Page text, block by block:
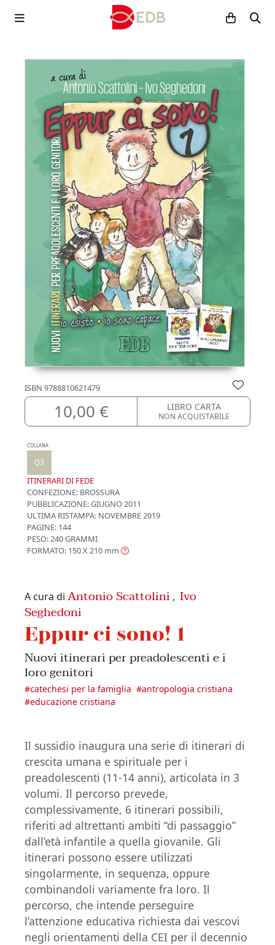
ISBN 9788810621479
10,00 € LIBRO CARTA
NON ACQUISTABILE
COLLANA
Q3
ITINERARI DI FEDE
CONFEZIONE: BROSSURA
PUBBLICAZIONE:GIUGNO 2011
ULTIMA RISTAMPA: NOVEMBRE 2019
PAGINE: 144
PESO: 240 GRAMMI
FORMATO: 150 X 210 mm
A cura di Antonio Scattolini , Ivo
Seghedoni
Eppur ci sono! 1
Nuovi itinerari per preadolescenti e i
loro genitori
#catechesi per la famiglia #antropologia cristiana
#educazione cristiana
Il sussidio inaugura una serie di itinerari di
crescita umana e spirituale per i
preadolescenti (11-14 anni), articolata in 3
volumi. Il percorso prevede,
complessivamente, 6 itinerari possibili,
riferiti ad altrettanti ambiti “di passaggio”
dall’età infantile a quella giovanile. Gli
itinerari possono essere utilizzati
singolarmente, in sequenza, oppure
combinandoli variamente fra loro. Il
percorso, che intende perseguire
l’attenzione educativa richiesta dai vescovi
negli orientamenti della CEI per il decennio